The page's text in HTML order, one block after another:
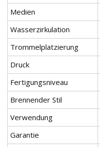
Medien
Wasserzirkulation
Trommelplatzierung
Druck
Fertigungsniveau
Brennender Stil
Verwendung
Garantie